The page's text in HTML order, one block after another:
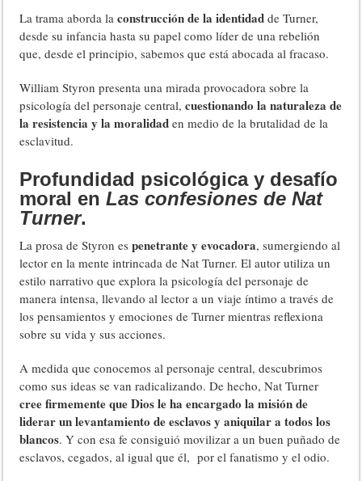
La trama aborda laconstrucción de la identidad de Turner,
desde su infancia hasta su papel como líder de una rebelión
que, desde el principio, sabemos que está abocada al fracaso.
William Styron presenta una mirada provocadora sobre la
psicología del personaje central,cuestionando la naturaleza de
la resistencia y la moralidad en medio de la brutalidad de la
esclavitud.
Profundidad psicológica y desafío
moral enLas confesiones de Nat
Turner.
La prosa de Styron espenetrante y evocadora, sumergiendo al
lector en la mente intrincada de Nat Turner. El autor utiliza un
estilo narrativo que explora la psicología del personaje de
manera intensa, llevando al lector a un viaje íntimo a través de
los pensamientos y emociones de Turner mientras reflexiona
sobre su vida y sus acciones.
A medida que conocemos al personaje central, descubrimos
como sus ideas se van radicalizando. De hecho, Nat Turner
cree firmemente que Dios le ha encargado la misión de
liderar un levantamiento de esclavos y aniquilar a todos los
blancos. Y con esa fe consiguió movilizar a un buen puñado de
esclavos, cegados, al igual que él, por el fanatismo y el odio.